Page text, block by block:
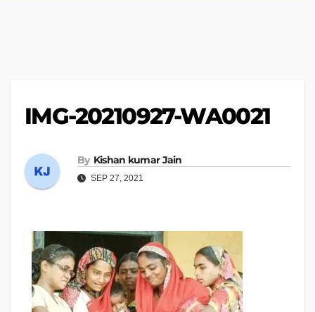
IMG-20210927-WA0021
By Kishan kumar Jain
SEP 27, 2021